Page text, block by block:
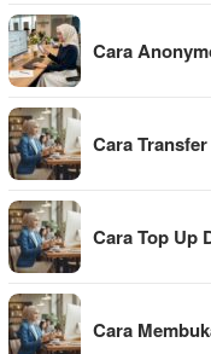
Cara
Cara
Cara Top Up
Cara